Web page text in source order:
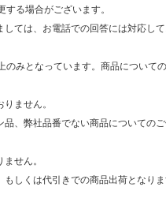
る場合がございます。
ては、お電話での回答には対応し
みとなっています。商品について
ません。
、弊社品番でない商品についてのご
せん。
しくは代引きでの商品出荷となり